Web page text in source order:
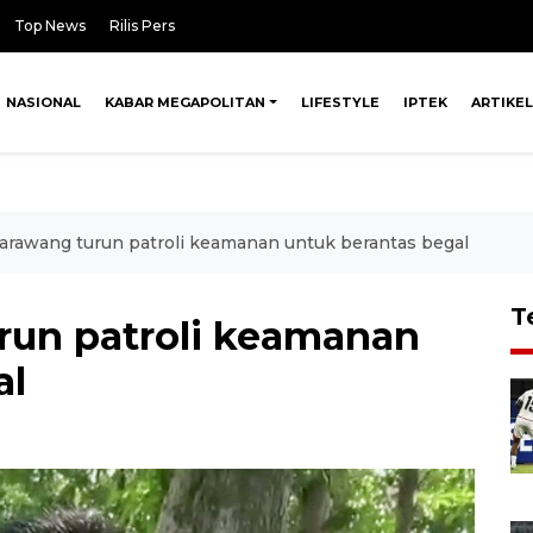
Top News Rilis Pers
NASIONAL KABAR MEGAPOLITAN LIFESTYLE IPTEK ARTIKEL
turun patroli keamanan untuk berantas begal
patroli keamanan